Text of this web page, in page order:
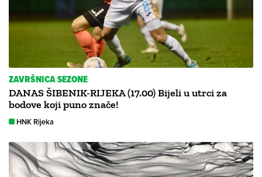
ZAVRŠNICA SEZONE
DANAS ŠIBENIK-RIJEKA (17.00) Bijeli u utrci za
bodove koji puno znače!
HNK Rijeka